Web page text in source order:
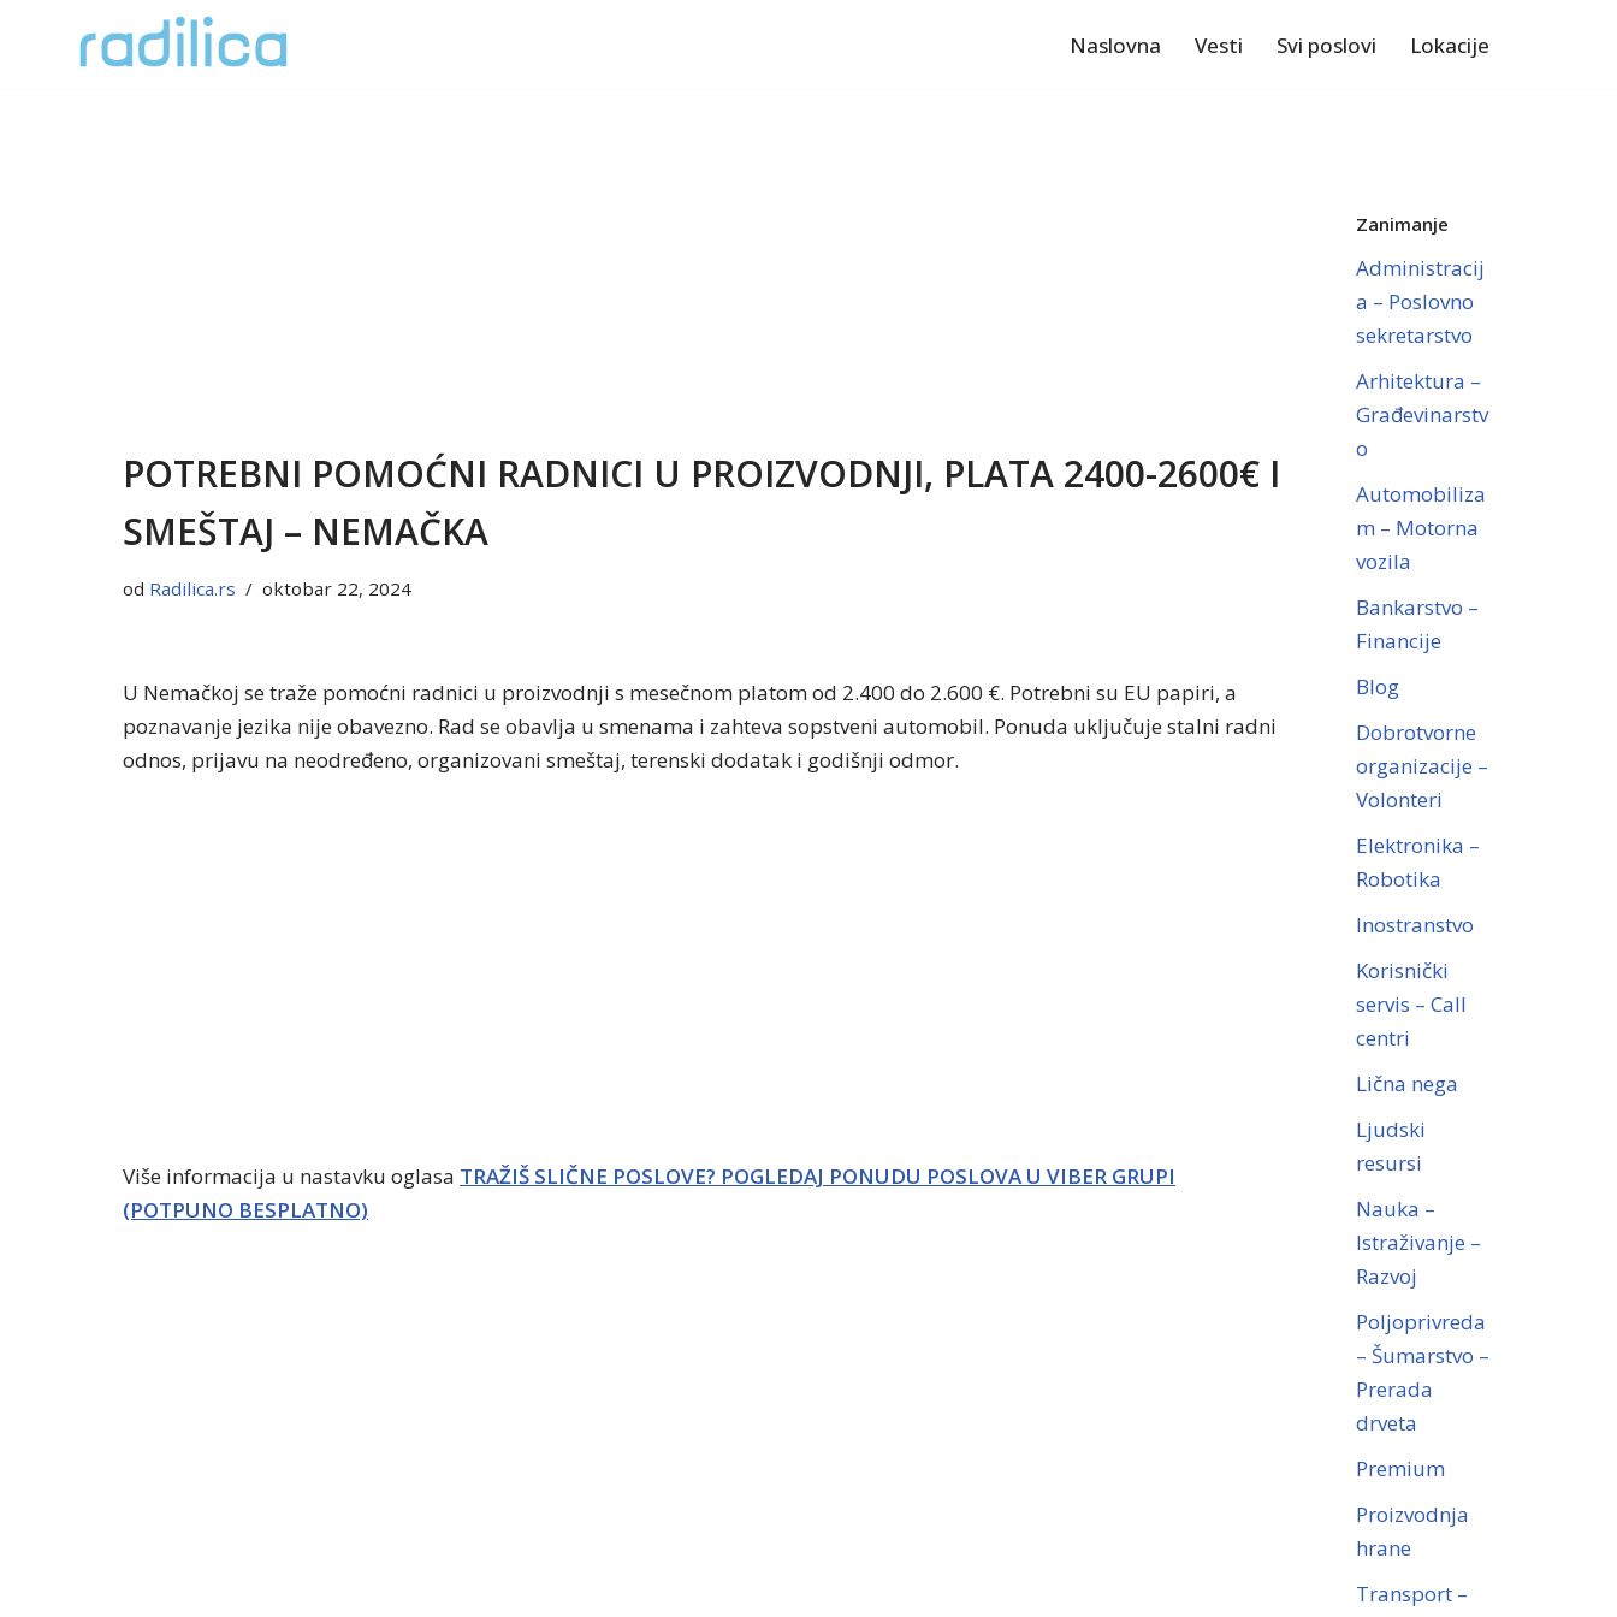
Naslovna Vesti Svi poslovi Lokacije
POTREBNI POMOĆNI RADNICI U PROIZVODNJI, PLATA 2400-2600€ I
SMEŠTAJ – NEMAČKA
od Radilica.rs oktobar 22, 2024
U Nemačkoj se traže pomoćni radnici u proizvodnji s mesečnom platom od 2.400 do 2.600 €. Potrebni su EU papiri, a
poznavanje jezika nije obavezno. Rad se obavlja u smenama i zahteva sopstveni automobil. Ponuda uključuje stalni radni
odnos, prijavu na neodređeno, organizovani smeštaj, terenski dodatak i godišnji odmor.
Više informacija u nastavku oglasa TRAŽIŠ SLIČNE POSLOVE? POGLEDAJ PONUDU POSLOVA U VIBER GRUPI
(POTPUNO BESPLATNO)
Zanimanje
Administracij
a – Poslovno
sekretarstvo
Arhitektura –
Građevinarstv
o
Automobiliza
m – Motorna
vozila
Bankarstvo –
Financije
Blog
Dobrotvorne
organizacije –
Volonteri
Elektronika –
Robotika
Inostranstvo
Korisnički
servis – Call
centri
Lična nega
Ljudski
resursi
Nauka –
Istraživanje –
Razvoj
Poljoprivreda
– Šumarstvo –
Prerada
drveta
Premium
Proizvodnja
hrane
Transport –